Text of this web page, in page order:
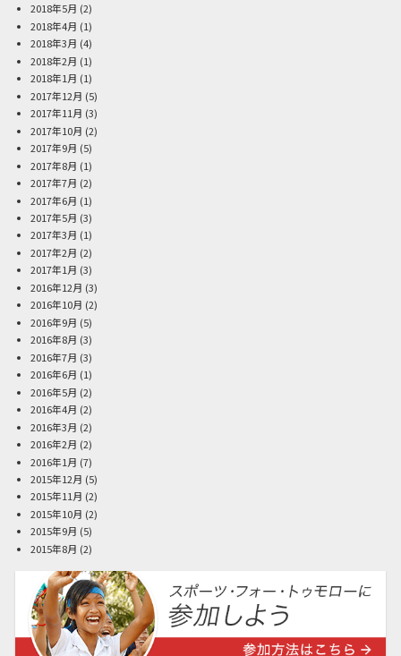
2018年5月 (2)
2018年4月 (1)
2018年3月 (4)
2018年2月 (1)
2018年1月 (1)
2017年12月 (5)
2017年11月 (3)
2017年10月 (2)
2017年9月 (5)
2017年8月 (1)
2017年7月 (2)
2017年6月 (1)
2017年5月 (3)
2017年3月 (1)
2017年2月 (2)
2017年1月 (3)
2016年12月 (3)
2016年10月 (2)
2016年9月 (5)
2016年8月 (3)
2016年7月 (3)
2016年6月 (1)
2016年5月 (2)
2016年4月 (2)
2016年3月 (2)
2016年2月 (2)
2016年1月 (7)
2015年12月 (5)
2015年11月 (2)
2015年10月 (2)
2015年9月 (5)
2015年8月 (2)